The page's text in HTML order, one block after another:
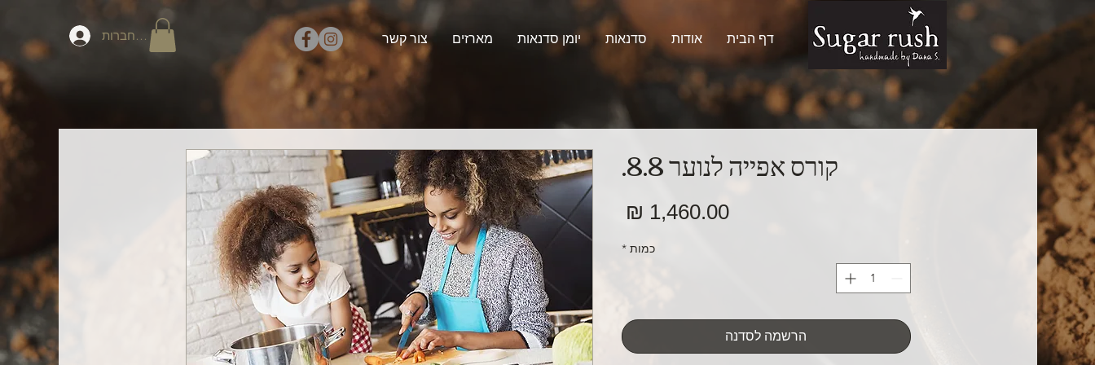
להתחברות דף הבית אודות סדנאות יומן סדנאות מארזים צור קשר
קורס אפייה לנוער 8.8.
‏1,460.00 ‏₪ מחיר
כמות *
הרשמה לסדנה